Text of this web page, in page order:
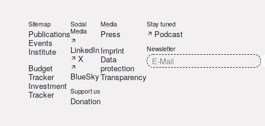
Sitemap
Publications
Events
Institute
Budget
Tracker
Investment
Tracker
Social
Media
LinkedIn
X
BlueSky
Support us
Donation
Media
Press
Imprint
Data
protection
Transparency
Stay tuned
Podcast
Newsletter